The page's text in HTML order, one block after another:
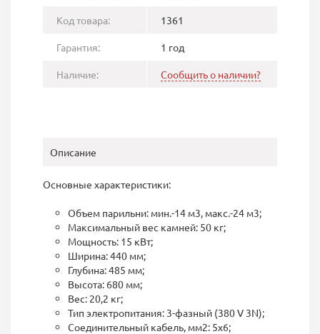
Код товара: 1361
Гарантия: 1 год
Наличие: Сообщить о наличии?
Описание
Основные характеристики:
Объем парильни: мин.-14 м3, макс.-24 м3;
Максимальный вес камней: 50 кг;
Мощность: 15 кВт;
Ширина: 440 мм;
Глубина: 485 мм;
Высота: 680 мм;
Вес: 20,2 кг;
Тип электропитания: 3-фазный (380 V 3N);
Соединительный кабель, мм2: 5х6;